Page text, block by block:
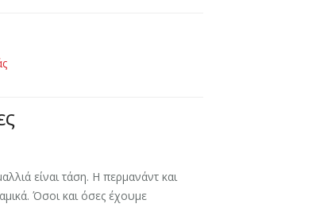
είναι τάση. Η περμανάντ και
Όσοι και όσες έχουμε